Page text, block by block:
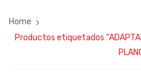
Home
Productos etiquetados